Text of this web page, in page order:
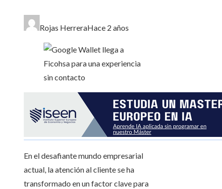
Rojas HerreraHace 2 años
En el desafiante mundo empresarial
actual, la atención al cliente se ha
transformado en un factor clave para